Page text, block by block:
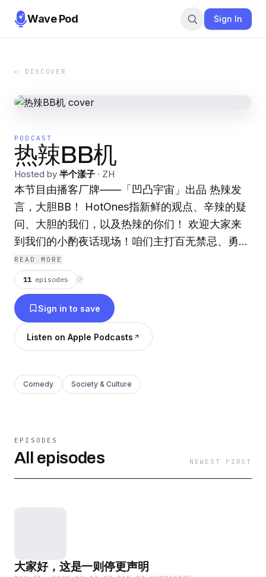
Wave Pod Sign In
← DISCOVER
PODCAST
热辣BB机
Hosted by 半个漾子 · ZH
本节目由播客厂牌——「凹凸宇宙」出品 热辣发
言，大胆BB！ HotOnes指新鲜的观点、辛辣的疑
问、大胆的我们，以及热辣的你们！ 欢迎大家来
到我们的小酌夜话现场！咱们主打百无禁忌、勇敢
怒呛、大声爆笑！我们聊生活屁事、聊原生家庭、
聊热点话题。希望我们都有勇气不走那条直线，而
是把握住一个又一个热辣的生活碎片！ 每周三晚
20:00我们会扛着灭火器前来救火！ weibo/ 漾漾
@半个漾子 库拉 @库拉_Bing 邮箱/
aotu_hezuo@163.com
READ MORE
11 episodes ⟳
Sign in to save
Listen on Apple Podcasts
Comedy Society & Culture
EPISODES
All episodes NEWEST FIRST
大家好，这是一则停更声明